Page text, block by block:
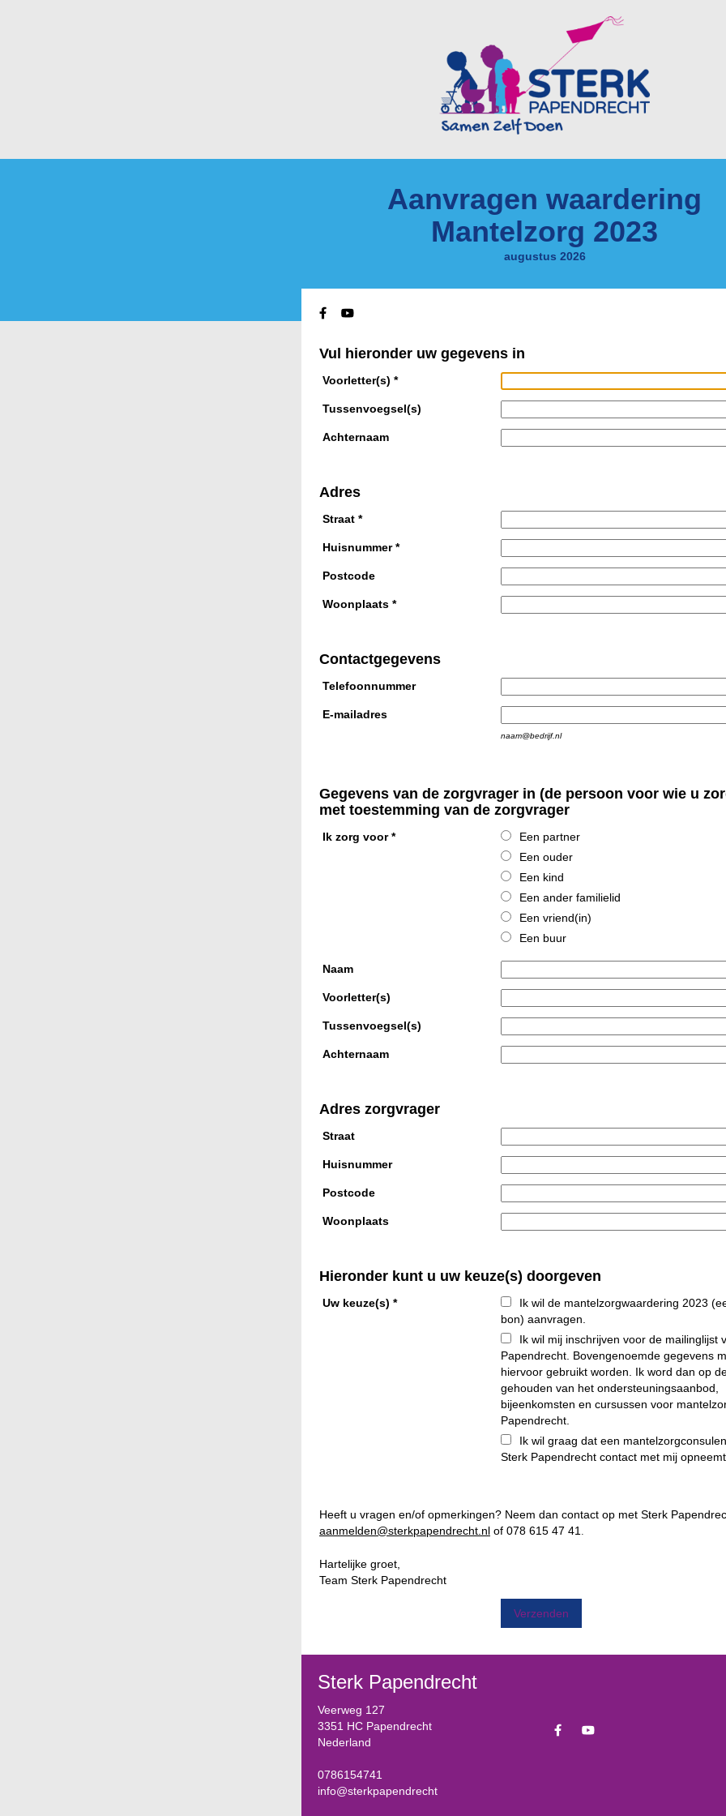
Aanvragen waardering
Mantelzorg 2023
augustus 2026
Vul hieronder uw gegevens in
Voorletter(s) *
Tussenvoegsel(s)
Achternaam
Adres
Straat *
Huisnummer*
Postcode
Woonplaats *
Contactgegevens
Telefoonnummer
E-mailadres
naam@bedrijf.nl
Gegevens van de zorgvrager in (de persoon voor wie u
met toestemming van de zorgvrager
Ik zorg voor*
Een partner
Een ouder
Een kind
Een ander familielid
Een vriend(in)
Een buur
Naam
Voorletter(s)
Tussenvoegsel(s)
Achternaam
Adres zorgvrager
Straat
Huisnummer
Postcode
Woonplaats
Hieronder kunt u uw keuze(s) doorgeven
Uw keuze(s) *
Ik wil de mantelzorgwaardering 2023
bon) aanvragen.
Ik wil mij inschrijven voor de mailinglijst
Papendrecht. Bovengenoemde gegevens
hiervoor gebruikt worden. Ik word dan op
gehouden van het ondersteuningsaanbod,
bijeenkomsten en cursussen voor
Papendrecht.
Ik wil graag dat een
Sterk Papendrecht contact met mij
Heeft u vragen en/of opmerkingen? Neem dan contact op met Sterk
aanmelden@sterkpapendrecht.nl of 078 615 47 41 .
Hartelijke groet,
Team Sterk Papendrecht
Sterk Papendrecht
Veerweg 127
3351 HC Papendrecht
Nederland
0786154741
info@sterkpapendrecht